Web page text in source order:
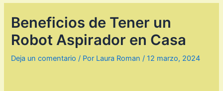
Beneficios de Tener un
Robot Aspirador en Casa
Deja un comentario / Por Laura Roman /12 marzo, 2024